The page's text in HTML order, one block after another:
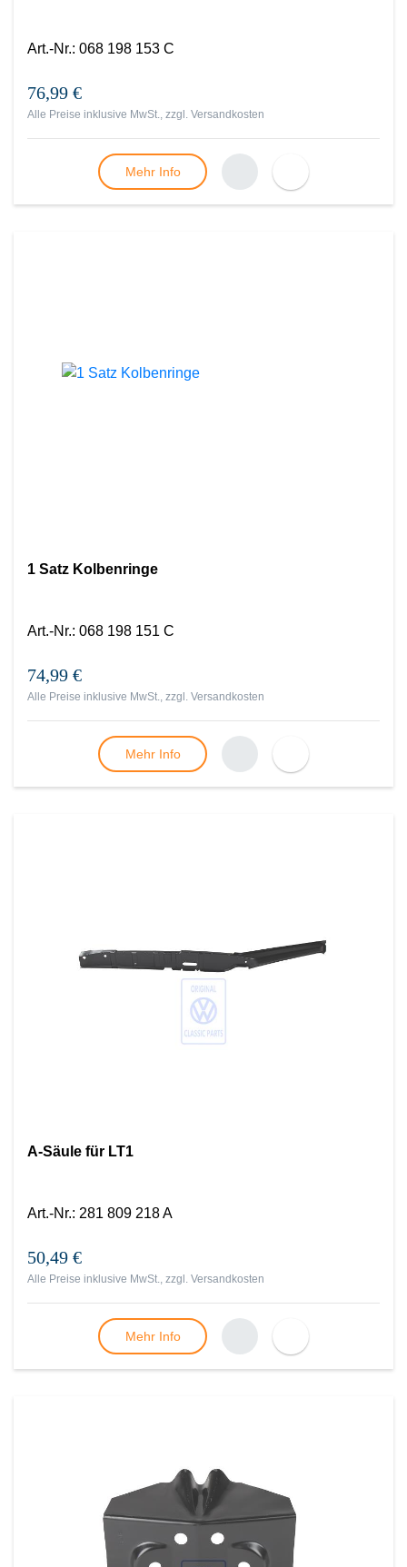
Art.-Nr.: 068 198 153 C
76,99 €
Alle Preise inklusive MwSt., zzgl. Versandkosten
Mehr Info
1 Satz Kolbenringe
Art.-Nr.: 068 198 151 C
74,99 €
Alle Preise inklusive MwSt., zzgl. Versandkosten
Mehr Info
A-Säule für LT1
Art.-Nr.: 281 809 218 A
50,49 €
Alle Preise inklusive MwSt., zzgl. Versandkosten
Mehr Info